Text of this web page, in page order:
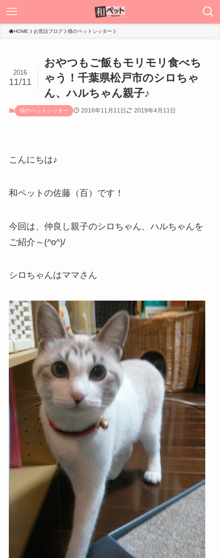
HOME お世話ブログ 猫のペットシッター
おやつもご飯もモリモリ食べち
ゃう！千葉県松戸市のシロちゃ
ん、ハルちゃん親子♪
2016
11/11
猫のペットシッター 2016年11月11日 2019年4月11日
こんにちは♪
和ペットの佐藤（百）です！
今回は、仲良し親子のシロちゃん、ハルちゃんを
ご紹介～(^o^)/
シロちゃんはママさん